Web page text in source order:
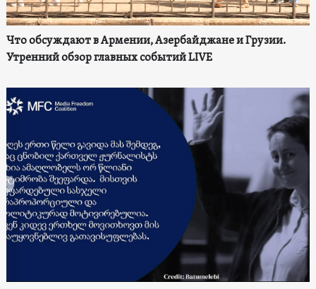
Что обсуждают в Армении, Азербайджане и Грузии.
Утренний обзор главных событий LIVE